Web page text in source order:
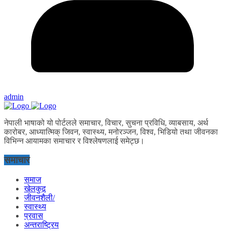
admin
नेपाली भाषाको यो पोर्टलले समाचार, विचार, सुचना प्रविधि, व्याबसाय, अर्थ
कारोबर, आध्यात्मिक् जिवन, स्वास्थ्य, मनोरञ्जन, विश्व, भिडियो तथा जीवनका
विभिन्न आयामका समाचार र विश्लेषणलाई समेट्छ।
समाचार
समाज
खेलकुद़़
जीवनशैली/
स्वास्थ्य
प्रवास
अन्तराष्ट्रिय